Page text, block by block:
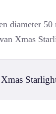
diameter
Xmas
Xmas